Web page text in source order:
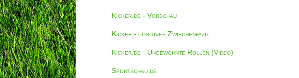
Kicker.de - Vorschau
Kicker - positives Zwischenfazit
Kicker.de - Ungewohnte Rollen (Video)
Sportschau.de